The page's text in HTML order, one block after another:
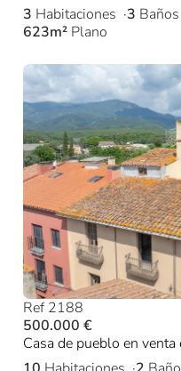
3 Habitaciones 3 Baños
623m² Plano
Ref 2188
500.000 €
Casa de pueblo en